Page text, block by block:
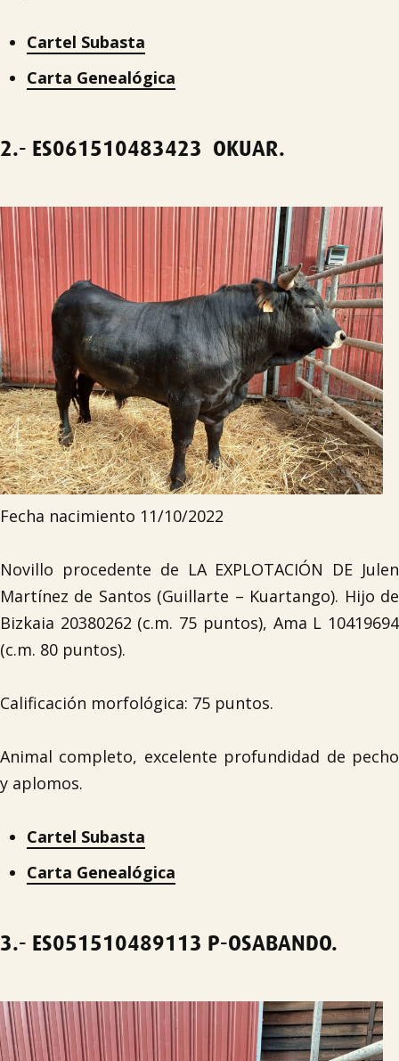
Cartel Subasta
Carta Genealógica
2.- ES061510483423 OKUAR.
Fecha nacimiento 11/10/2022
Novillo procedente de LA EXPLOTACIÓN DE Julen
Martínez de Santos (Guillarte – Kuartango). Hijo de
Bizkaia 20380262 (c.m. 75 puntos), Ama L 10419694
(c.m. 80 puntos).
Calificación morfológica: 75 puntos.
Animal completo, excelente profundidad de pecho
y aplomos.
Cartel Subasta
Carta Genealógica
3.- ES051510489113 P-OSABANDO.